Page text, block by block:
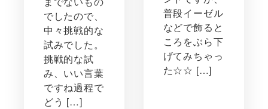
でしたので、
中々挑戦的な
試みでした。
挑戦的な試
み、いい言葉
ですね過程で
どう […]
普段イーゼル
などで飾ると
ころをぶら下
げてみちゃっ
た☆☆ […]